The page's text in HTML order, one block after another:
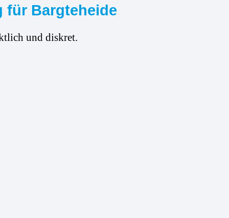
für Bargteheide
und diskret.